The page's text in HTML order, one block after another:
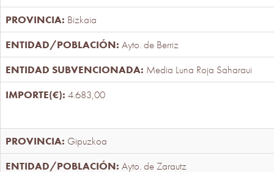
Bizkaia
Ayto. de Berriz
Media Luna Roja Saharaui
4.683,00
Gipuzkoa
Ayto. de Zarautz